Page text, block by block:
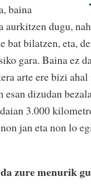
baina
dugu,
bilatzen, eta,
gara. Baina ez
arte ere bizi
esan dizudan
3.000
jan eta non lo
zure menurik